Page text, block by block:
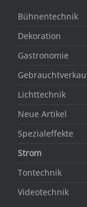
Bühnentechnik
Dekoration
Gastronomie
Lichttechnik
Neue Artikel
Spezialeffekte
Strom
Tontechnik
Videotechnik